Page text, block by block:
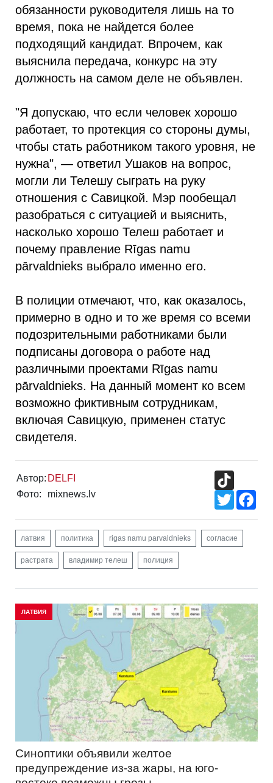
обязанности руководителя лишь на то
время, пока не найдется более
подходящий кандидат. Впрочем, как
выяснила передача, конкурс на эту
должность на самом деле не объявлен.
"Я допускаю, что если человек хорошо
работает, то протекция со стороны думы,
чтобы стать работником такого уровня, не
нужна", — ответил Ушаков на вопрос,
могли ли Телешу сыграть на руку
отношения с Савицкой. Мэр пообещал
разобраться с ситуацией и выяснить,
насколько хорошо Телеш работает и
почему правление Rīgas namu
pārvaldnieks выбрало именно его.
В полиции отмечают, что, как оказалось,
примерно в одно и то же время со всеми
подозрительными работниками были
подписаны договора о работе над
различными проектами Rīgas namu
pārvaldnieks. На данный момент ко всем
возможно фиктивным сотрудникам,
включая Савицкую, применен статус
свидетеля.
Автор: DELFI
Фото:
mixnews.lv
Twitter
латвия политика rigas namu parvaldnieks согласие
растрата владимир телеш полиция
ЛАТВИЯ
Синоптики объявили желтое
предупреждение из-за жары, на юго-